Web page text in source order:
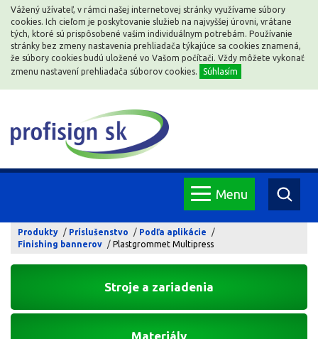
Vážený užívateľ, v rámci našej internetovej stránky využívame súbory
cookies. Ich cieľom je poskytovanie služieb na najvyššej úrovni, vrátane
tých, ktoré sú prispôsobené vašim individuálnym potrebám. Používanie
stránky bez zmeny nastavenia prehliadača týkajúce sa cookies znamená,
že súbory cookies budú uložené vo Vašom počítači. Vždy môžete vykonať
zmenu nastavení prehliadača súborov cookies.
Súhlasím
Menu
Produkty Príslušenstvo
Podľa aplikácie
Finishing bannerov
Plastgrommet Multipress
Stroje a zariadenia
Materiály